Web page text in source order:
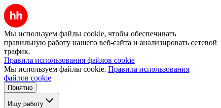
Мы используем файлы cookie, чтобы обеспечивать
правильную работу нашего веб-сайта и анализировать сетевой
трафик.
Правила использования файлов cookie
Мы используем файлы cookie. Правила использования
файлов cookie
Понятно
Ищу работу